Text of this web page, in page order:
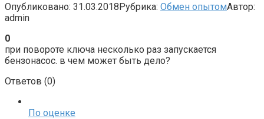
Опубликовано: 31.03.2018Рубрика: Обмен опытомАвтор:
admin
0
при повороте ключа несколько раз запускается
бензонасос. в чем может быть дело?
Ответов (0)
По оценке